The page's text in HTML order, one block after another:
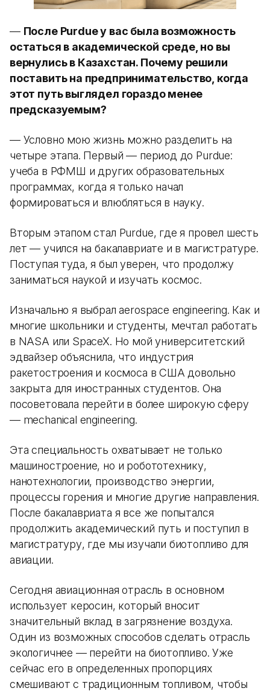
— После Purdue у вас была возможность
остаться в академической среде, но вы
вернулись в Казахстан. Почему решили
поставить на предпринимательство, когда
этот путь выглядел гораздо менее
предсказуемым?
— Условно мою жизнь можно разделить на
четыре этапа. Первый — период до Purdue:
учеба в РФМШ и других образовательных
программах, когда я только начал
формироваться и влюбляться в науку.
Вторым этапом стал Purdue, где я провел шесть
лет — учился на бакалавриате и в магистратуре.
Поступая туда, я был уверен, что продолжу
заниматься наукой и изучать космос.
Изначально я выбрал aerospace engineering. Как и
многие школьники и студенты, мечтал работать
в NASA или SpaceX. Но мой университетский
эдвайзер объяснила, что индустрия
ракетостроения и космоса в США довольно
закрыта для иностранных студентов. Она
посоветовала перейти в более широкую сферу
— mechanical engineering.
Эта специальность охватывает не только
машиностроение, но и робототехнику,
нанотехнологии, производство энергии,
процессы горения и многие другие направления.
После бакалавриата я все же попытался
продолжить академический путь и поступил в
магистратуру, где мы изучали биотопливо для
авиации.
Сегодня авиационная отрасль в основном
использует керосин, который вносит
значительный вклад в загрязнение воздуха.
Один из возможных способов сделать отрасль
экологичнее — перейти на биотопливо. Уже
сейчас его в определенных пропорциях
смешивают с традиционным топливом, чтобы